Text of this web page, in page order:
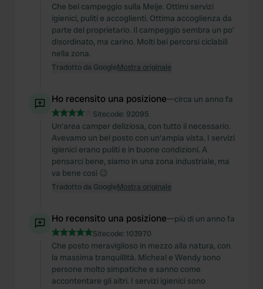
Che bel campeggio sulla Meije. Ottimi servizi
igienici, puliti e accoglienti. Ottima accoglienza da
parte del proprietario. Il campeggio sembra un po'
disordinato, ma carino. Molti bei percorsi ciclabili
nella zona.
Tradotto da GoogleMostra originale
Ho recensito una posizione—circa un anno fa
Sitecode: 92095
Un'area camper deliziosa, con tutto il necessario.
Avevamo un bel posto con un'ampia vista. I servizi
igienici erano puliti e in buone condizioni. A
pensarci bene, siamo in una zona industriale, ma
va bene così 😉
Tradotto da GoogleMostra originale
Ho recensito una posizione—più di un anno fa
Sitecode: 103970
Che posto meraviglioso in mezzo alla natura, con
la massima tranquillità. Micheal e Wendy sono
persone molto simpatiche e sanno come
accontentare gli altri. I servizi igienici sono